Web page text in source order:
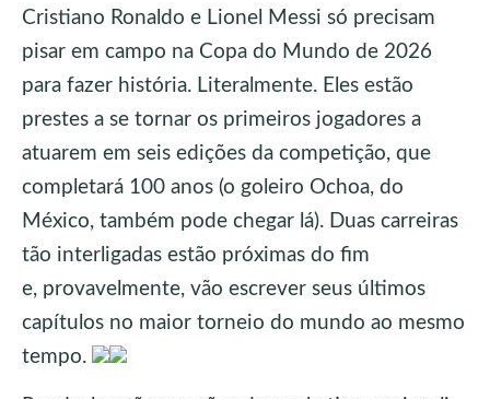
Cristiano Ronaldo e Lionel Messi só precisam
pisar em campo na Copa do Mundo de 2026
para fazer história. Literalmente. Eles estão
prestes a se tornar os primeiros jogadores a
atuarem em seis edições da competição, que
completará 100 anos (o goleiro Ochoa, do
México, também pode chegar lá). Duas carreiras
tão interligadas estão próximas do fim
e, provavelmente, vão escrever seus últimos
capítulos no maior torneio do mundo ao mesmo
tempo.